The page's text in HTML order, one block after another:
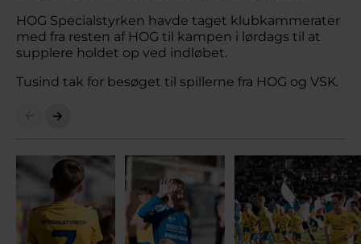
HOG Specialstyrken havde taget klubkammerater
med fra resten af HOG til kampen i lørdags til at
supplere holdet op ved indløbet.
Tusind tak for besøget til spillerne fra HOG og VSK.